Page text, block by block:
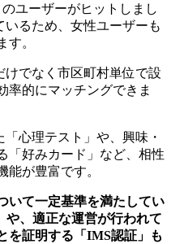
ユーザーがヒットしまし
いるため、女性ユーザーも
す。
けでなく市区町村単位で設
率的にマッチングできま
心理テスト」や、興味・
「好みカード」など、相性
能が豊富です。
いて一定基準を満たしてい
や、適正な運営が行われて
を証明する「IMS認証」も